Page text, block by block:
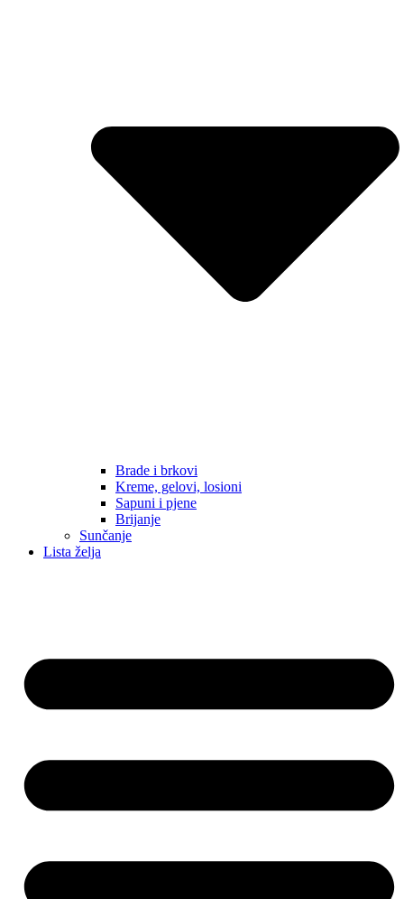
Brade i brkovi
Kreme, gelovi, losioni
Sapuni i pjene
Brijanje
Sunčanje
Lista želja